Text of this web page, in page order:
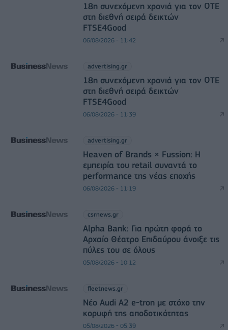
18η συνεχόμενη χρονιά για τον ΟΤΕ
στη διεθνή σειρά δεικτών
FTSE4Good
06/08/2026 - 11:42
advertising.gr
18η συνεχόμενη χρονιά για τον ΟΤΕ
στη διεθνή σειρά δεικτών
FTSE4Good
06/08/2026 - 11:39
advertising.gr
Heaven of Brands × Fussion: Η
εμπειρία του retail συναντά το
performance της νέας εποχής
06/08/2026 - 11:19
csrnews.gr
Alpha Bank: Για πρώτη φορά το
Αρχαίο Θέατρο Επιδαύρου άνοιξε τις
πύλες του σε όλους
05/08/2026 - 10:12
fleetnews.gr
Νέο Audi A2 e-tron με στόχο την
κορυφή της αποδοτικότητας
05/08/2026 - 05:39